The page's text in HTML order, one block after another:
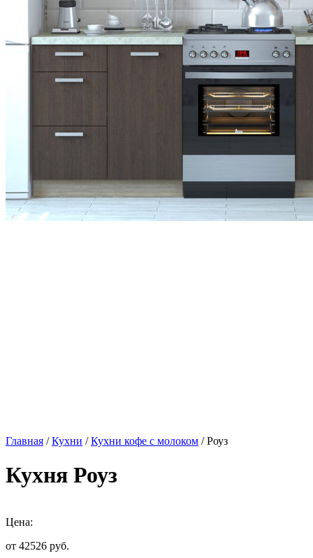
Главная /Кухни /Кухни кофе с молоком / Роуз
Кухня Роуз
Цена:
от 42526 руб.